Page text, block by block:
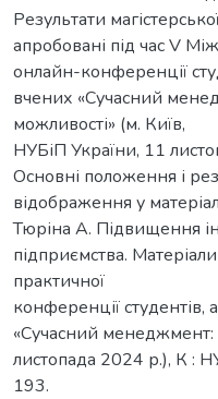
Результати
апробовані під час V
онлайн-конференції
вчених «Сучасний
можливості» (м. Київ,
НУБіП України, 11
Основні положення і
відображення у
Тюріна А. Підвищення
підприємства.
практичної
конференції студентів,
«Сучасний менеджмент:
листопада 2024 р.), К :
193.